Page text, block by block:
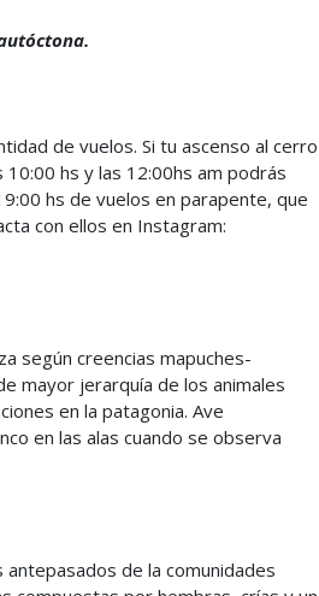
de vuelos. Si tu ascenso al cerro
hs y las 12:00hs am podrás
hs de vuelos en parapente, que
con ellos en Instagram:
según creencias mapuches-
mayor jerarquía de los animales
en la patagonia. Ave
en las alas cuando se observa
antepasados de la comunidades